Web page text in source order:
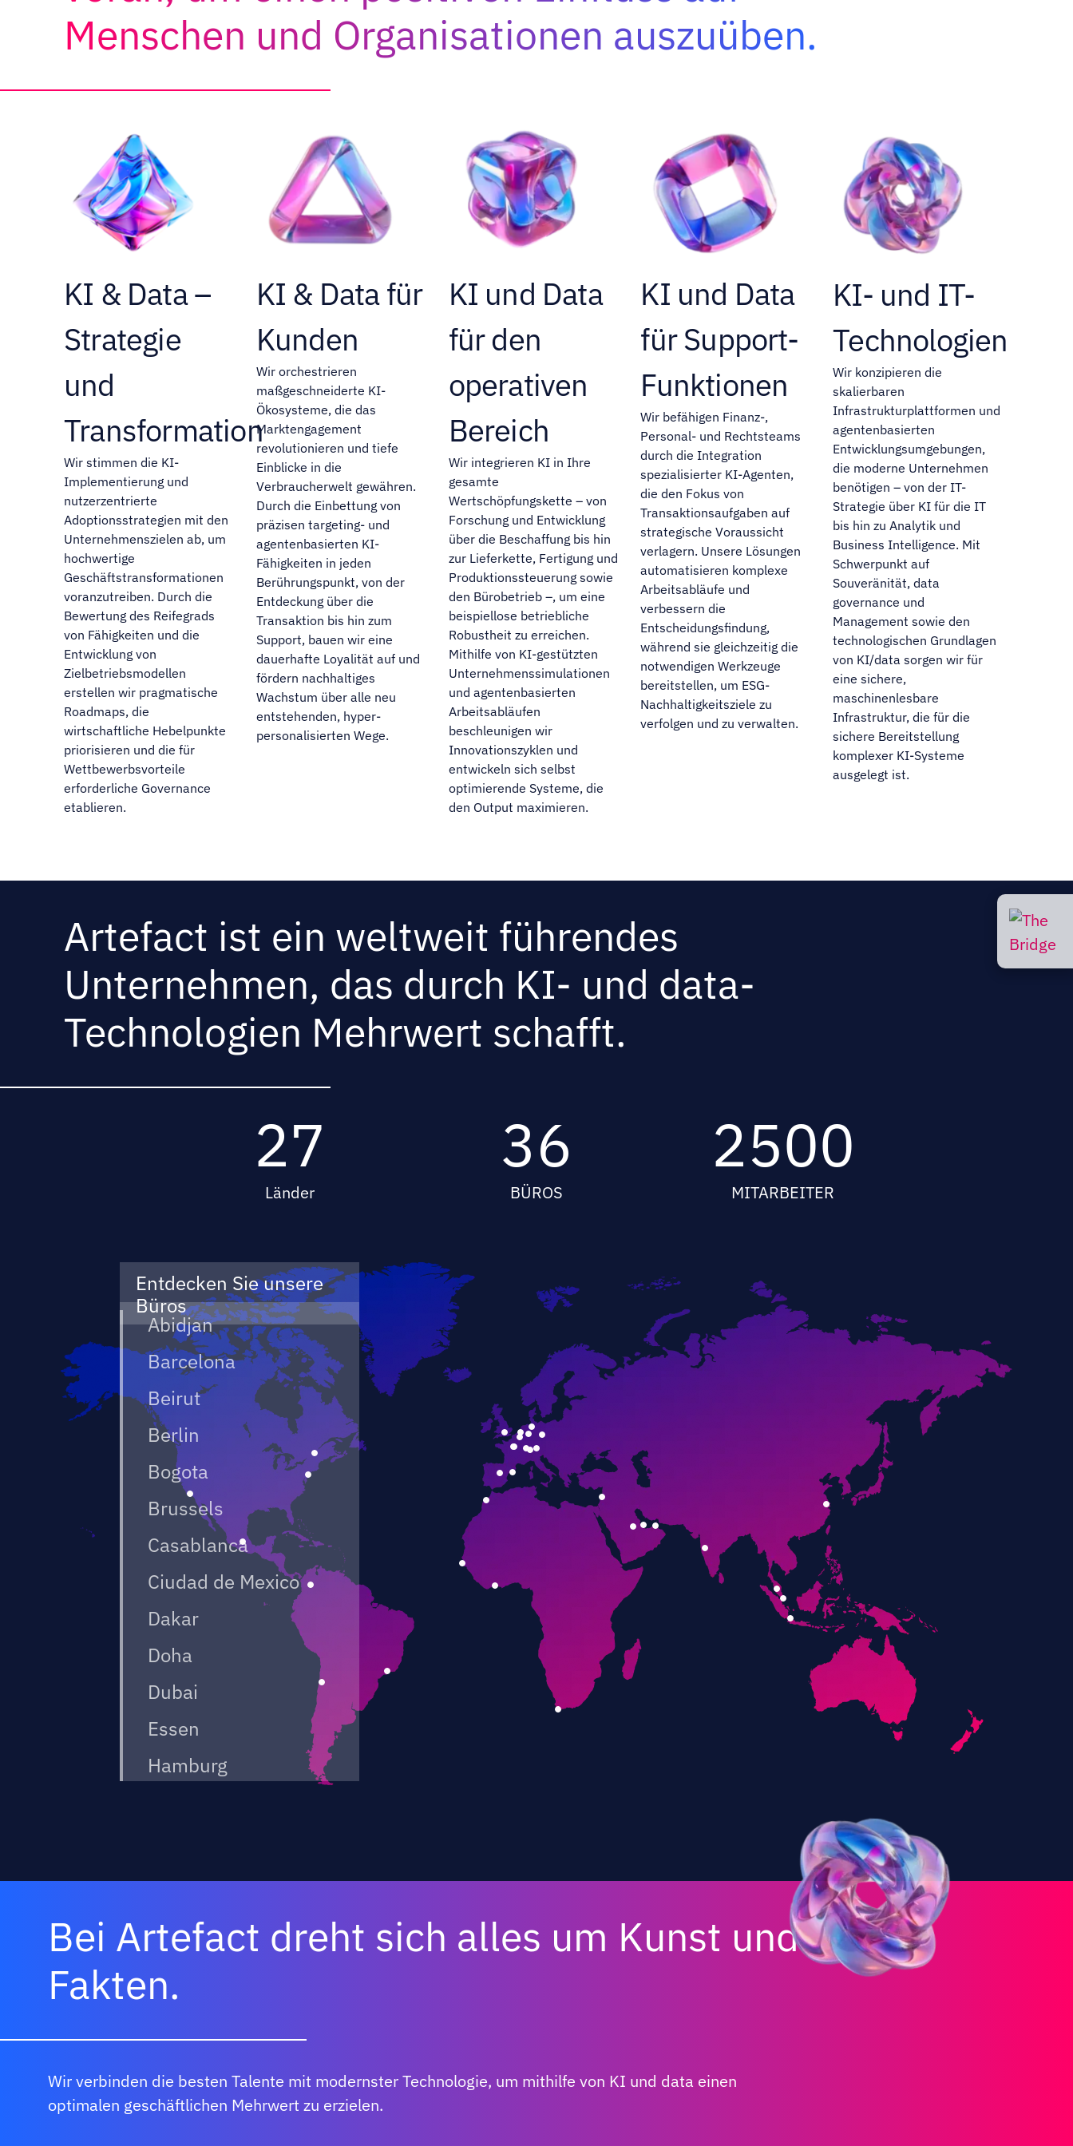
Menschen und Organisationen auszuüben.
KI & Data –
Strategie
und
Transformation
Wir stimmen die KI-
Implementierung und
nutzerzentrierte
Adoptionsstrategien mit den
Unternehmenszielen ab, um
hochwertige
Geschäftstransformationen
voranzutreiben. Durch die
Bewertung des Reifegrads
von Fähigkeiten und die
Entwicklung von
Zielbetriebsmodellen
erstellen wir pragmatische
Roadmaps, die
wirtschaftliche Hebelpunkte
priorisieren und die für
Wettbewerbsvorteile
erforderliche Governance
etablieren.
KI & Data für
Kunden
Wir orchestrieren
maßgeschneiderte KI-
Ökosysteme, die das
Marktengagement
revolutionieren und tiefe
Einblicke in die
Verbraucherwelt gewähren.
Durch die Einbettung von
präzisen targeting- und
agentenbasierten KI-
Fähigkeiten in jeden
Berührungspunkt, von der
Entdeckung über die
Transaktion bis hin zum
Support, bauen wir eine
dauerhafte Loyalität auf und
fördern nachhaltiges
Wachstum über alle neu
entstehenden, hyper-
personalisierten Wege.
KI und Data
für den
operativen
Bereich
Wir integrieren KI in Ihre
gesamte
Wertschöpfungskette – von
Forschung und Entwicklung
über die Beschaffung bis hin
zur Lieferkette, Fertigung und
Produktionssteuerung sowie
den Bürobetrieb –, um eine
beispiellose betriebliche
Robustheit zu erreichen.
Mithilfe von KI-gestützten
Unternehmenssimulationen
und agentenbasierten
Arbeitsabläufen
beschleunigen wir
Innovationszyklen und
entwickeln sich selbst
optimierende Systeme, die
den Output maximieren.
KI und Data
für Support-
Funktionen
Wir befähigen Finanz-,
Personal- und Rechtsteams
durch die Integration
spezialisierter KI-Agenten,
die den Fokus von
Transaktionsaufgaben auf
strategische Voraussicht
verlagern. Unsere Lösungen
automatisieren komplexe
Arbeitsabläufe und
verbessern die
Entscheidungsfindung,
während sie gleichzeitig die
notwendigen Werkzeuge
bereitstellen, um ESG-
Nachhaltigkeitsziele zu
verfolgen und zu verwalten.
KI- und IT-
Technologien
Wir konzipieren die
skalierbaren
Infrastrukturplattformen und
agentenbasierten
Entwicklungsumgebungen,
die moderne Unternehmen
benötigen – von der IT-
Strategie über KI für die IT
bis hin zu Analytik und
Business Intelligence. Mit
Schwerpunkt auf
Souveränität, data
governance und
Management sowie den
technologischen Grundlagen
von KI/data sorgen wir für
eine sichere,
maschinenlesbare
Infrastruktur, die für die
sichere Bereitstellung
komplexer KI-Systeme
ausgelegt ist.
Artefact ist ein weltweit führendes
Unternehmen, das durch KI- und data-
Technologien Mehrwert schafft.
27
Länder
36
BÜROS
2500
MITARBEITER
Entdecken Sie unsere
Büros
Abidjan
Barcelona
Beirut
Berlin
Bogota
Brussels
Casablanca
Ciudad de Mexico
Dakar
Doha
Dubai
Essen
Hamburg
Kuala Lumpur
London
Los Angeles
Munich
Bei Artefact dreht sich alles um Kunst und
Fakten.
Wir verbinden die besten Talente mit modernster Technologie, um mithilfe von KI und data einen
optimalen geschäftlichen Mehrwert zu erzielen.